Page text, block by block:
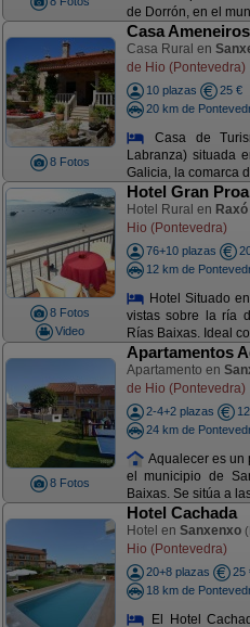
de Dorrón, en el
8 Fotos
Casa Ameneiros
Casa Rural en
de Hio (Pontevedra)
10 plazas
25 €
20 km de
Casa de
Labranza) situada
Galicia, la comarca
8 Fotos
Video
Hotel Gran Proa
Hotel Rural en Raxó
Hio (Pontevedra)
76+10 plazas
12 km de
Hotel Situado
vistas sobre la ría
Rías Baixas. Ideal
8 Fotos
Apartamentos
Apartamento en
de Hio (Pontevedra)
2-4+2 plazas
24 km de
Aqualecer es un
el municipio de
Baixas. Se sitúa a
Hotel Cachada
Hotel en Sanxenxo
Hio (Pontevedra)
20+8 plazas
25
18 km de
El Hotel